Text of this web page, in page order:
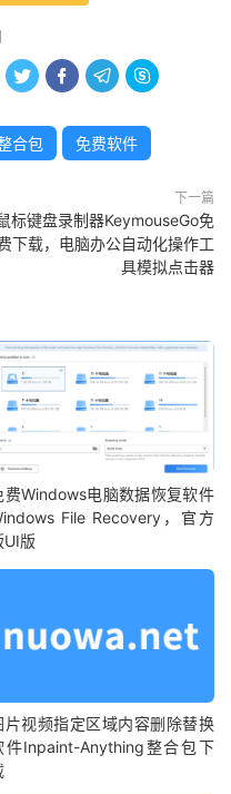
   
合包 免费软件
下一篇
标键盘录制器KeymouseGo免
下载，电脑办公自动化操作工
具模拟点击器
费Windows电脑数据恢复软件
File Recovery，官方
UI版
片视频指定区域内容删除替换
件Inpaint-Anything整合包下